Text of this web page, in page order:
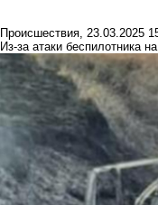
Происшествия, 23.03.2025
Из-за атаки беспилотника